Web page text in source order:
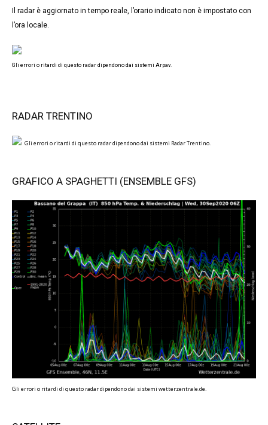
Il radar è aggiornato in tempo reale, l’orario indicato non è impostato con
l’ora locale.
Gli errori o ritardi di questo radar dipendono dai sistemi Arpav.
RADAR TRENTINO
Gli errori o ritardi di questo radar dipendono dai sistemi Radar Trentino.
GRAFICO A SPAGHETTI (ENSEMBLE GFS)
Gli errori o ritardi di questo radar dipendono dai sistemi wetterzentrale.de.